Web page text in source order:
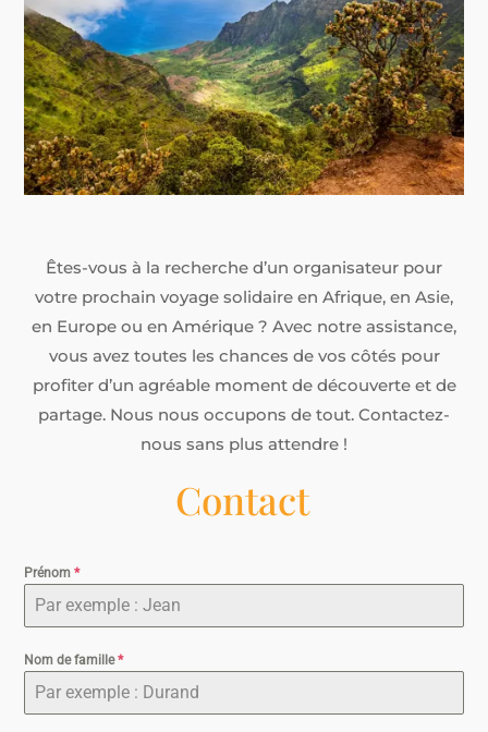
Êtes-vous à la recherche d’un organisateur pour
votre prochain voyage solidaire en Afrique, en Asie,
en Europe ou en Amérique ? Avec notre assistance,
vous avez toutes les chances de vos côtés pour
profiter d’un agréable moment de découverte et de
partage. Nous nous occupons de tout. Contactez-
nous sans plus attendre !
Contact
Prénom*
Nom de famille*